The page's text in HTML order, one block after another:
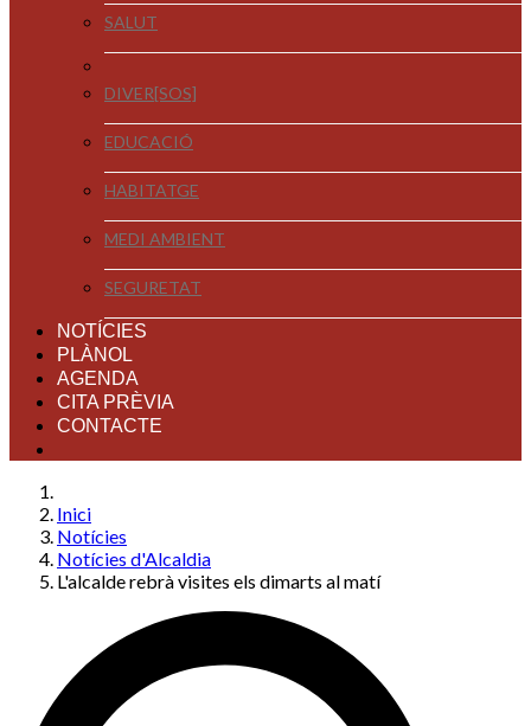
SALUT
DIVER[SOS]
EDUCACIÓ
HABITATGE
MEDI AMBIENT
SEGURETAT
NOTÍCIES
PLÀNOL
AGENDA
CITA PRÈVIA
CONTACTE
Inici
Notícies
Notícies d'Alcaldia
L'alcalde rebrà visites els dimarts al matí